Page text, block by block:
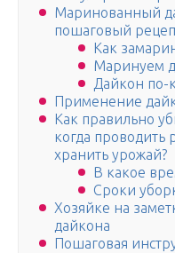
Маринованный
пошаговый
Как
Маринуем
Дайкон по-
Применение
Как правильно
когда проводить
хранить урожай?
В какое
Сроки
Хозяйке на
дайкона
Пошаговая